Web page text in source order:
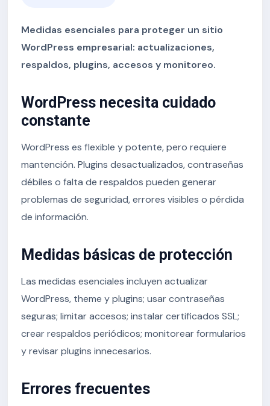
Medidas esenciales para proteger un sitio
WordPress empresarial: actualizaciones,
respaldos, plugins, accesos y monitoreo.
WordPress necesita cuidado
constante
WordPress es flexible y potente, pero requiere
mantención. Plugins desactualizados, contraseñas
débiles o falta de respaldos pueden generar
problemas de seguridad, errores visibles o pérdida
de información.
Medidas básicas de protección
Las medidas esenciales incluyen actualizar
WordPress, theme y plugins; usar contraseñas
seguras; limitar accesos; instalar certificados SSL;
crear respaldos periódicos; monitorear formularios
y revisar plugins innecesarios.
Errores frecuentes